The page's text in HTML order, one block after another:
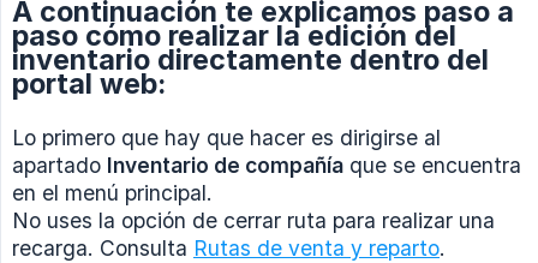
A continuación te explicamos paso a
paso cómo realizar la edición del
inventario directamente dentro del
portal web:
Lo primero que hay que hacer es dirigirse al
apartado Inventario de compañía que se encuentra
en el menú principal.
No uses la opción de cerrar ruta para realizar una
recarga. Consulta Rutas de venta y reparto.